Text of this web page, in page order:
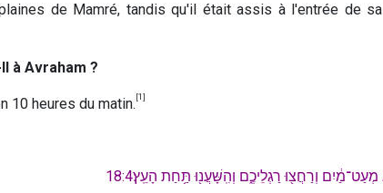
de Mamré, tandis qu'il était assis à l'entrée de
à Avraham ?
10 heures du matin. [1]
וְרַחֲצ֖וּ רַגְלֵיכֶ֑ם וְהִֽשָּׁעֲנ֖וּ תַּ֥חַת הָעֵֽץ׃18:4